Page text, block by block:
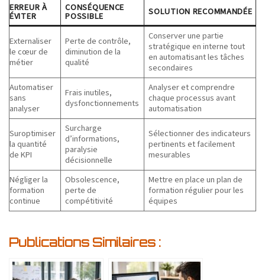
ERREUR À
ÉVITER
CONSÉQUENCE
POSSIBLE SOLUTION RECOMMANDÉE
Externaliser
le cœur de
métier
Perte de contrôle,
diminution de la
qualité
Conserver une partie
stratégique en interne tout
en automatisant les tâches
secondaires
Automatiser
sans
analyser
Frais inutiles,
dysfonctionnements
Analyser et comprendre
chaque processus avant
automatisation
Suroptimiser
la quantité
de KPI
Surcharge
d’informations,
paralysie
décisionnelle
Sélectionner des indicateurs
pertinents et facilement
mesurables
Négliger la
formation
continue
Obsolescence,
perte de
compétitivité
Mettre en place un plan de
formation régulier pour les
équipes
Publications Similaires :